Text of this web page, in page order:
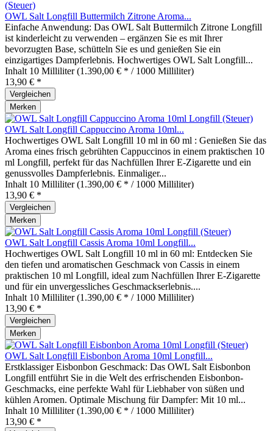
OWL Salt Longfill Buttermilch Zitrone Aroma...
Einfache Anwendung: Das OWL Salt Buttermilch Zitrone Longfill
ist kinderleicht zu verwenden – ergänzen Sie es mit Ihrer
bevorzugten Base, schütteln Sie es und genießen Sie ein
einzigartiges Dampferlebnis. Hochwertiges OWL Salt Longfill...
Inhalt 10 Milliliter(1.390,00 € * / 1000 Milliliter)
13,90 € *
Vergleichen
Merken
OWL Salt Longfill Cappuccino Aroma 10ml...
Hochwertiges OWL Salt Longfill 10 ml in 60 ml : Genießen Sie das
Aroma eines frisch gebrühten Cappuccinos in einem praktischen 10
ml Longfill, perfekt für das Nachfüllen Ihrer E-Zigarette und ein
genussvolles Dampferlebnis. Einmaliger...
Inhalt 10 Milliliter(1.390,00 € * / 1000 Milliliter)
13,90 € *
Vergleichen
Merken
OWL Salt Longfill Cassis Aroma 10ml Longfill...
Hochwertiges OWL Salt Longfill 10 ml in 60 ml: Entdecken Sie
den tiefen und aromatischen Geschmack von Cassis in einem
praktischen 10 ml Longfill, ideal zum Nachfüllen Ihrer E-Zigarette
und für ein unvergessliches Geschmackserlebnis....
Inhalt 10 Milliliter(1.390,00 € * / 1000 Milliliter)
13,90 € *
Vergleichen
Merken
OWL Salt Longfill Eisbonbon Aroma 10ml Longfill...
Erstklassiger Eisbonbon Geschmack: Das OWL Salt Eisbonbon
Longfill entführt Sie in die Welt des erfrischenden Eisbonbon-
Geschmacks, eine perfekte Wahl für Liebhaber von süßen und
kühlen Aromen. Optimale Mischung für Dampfer: Mit 10 ml...
Inhalt 10 Milliliter(1.390,00 € * / 1000 Milliliter)
13,90 € *